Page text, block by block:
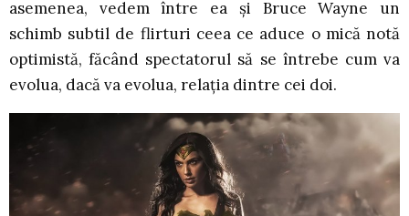
asemenea, vedem între ea și Bruce Wayne un
schimb subtil de flirturi ceea ce aduce o mică notă
optimistă, făcând spectatorul să se întrebe cum va
evolua, dacă va evolua, relația dintre cei doi.